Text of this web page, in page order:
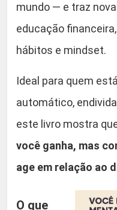
u
a
i
d
a
m
l
mundo — e traz
educação
hábitos e mindset.
Ideal para quem
automático,
este livro mostra
você ganha, mas
age em relação ao
O que